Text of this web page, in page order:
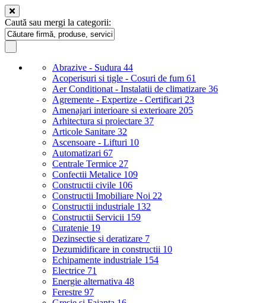
Caută sau mergi la categorii:
Abrazive - Sudura 44
Acoperisuri si tigle - Cosuri de fum 61
Aer Conditionat - Instalatii de climatizare 36
Agremente - Expertize - Certificari 23
Amenajari interioare si exterioare 205
Arhitectura si proiectare 37
Articole Sanitare 32
Ascensoare - Lifturi 10
Automatizari 67
Centrale Termice 27
Confectii Metalice 109
Constructii civile 106
Constructii Imobiliare Noi 22
Constructii industriale 132
Constructii Servicii 159
Curatenie 19
Dezinsectie si deratizare 7
Dezumidificare in constructii 10
Echipamente industriale 154
Electrice 71
Energie alternativa 48
Ferestre 97